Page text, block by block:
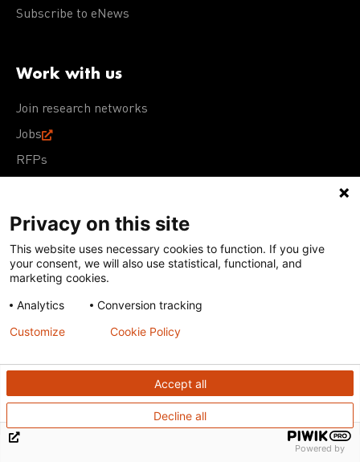
Subscribe to eNews
Work with us
Join research networks
Jobs
RFPs
Terms of Use Acceptable Use PolicyPrivacy Policy
Cookie Policy
Our policies
Except for images, films, and trademarks which are
subject to DNDi’s Terms of Use, content on this site is
Creative Commons Attribution-NonCommercial-
ShareAlike 4.0 International license
Privacy on this site
This website uses necessary cookies to function. If you give
your consent, we will also use statistical, functional, and
marketing cookies.
Analytics
Conversion tracking
Accept all
Decline all
Customize Cookie Policy
Powered by